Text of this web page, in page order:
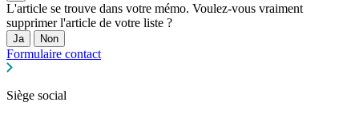
L'article se trouve dans votre mémo. Voulez-vous vraiment
supprimer l'article de votre liste ?
Ja Non
Formulaire contact
Siège social